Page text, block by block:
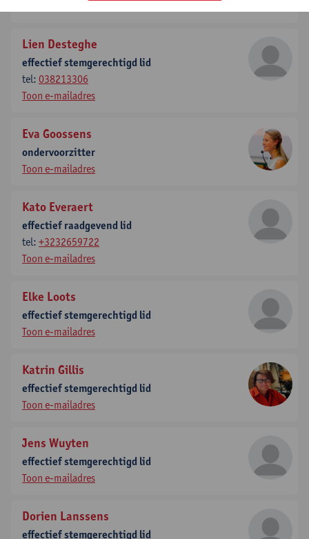
Lien Desteghe
effectief stemgerechtigd lid
tel: 038213306
Toon e-mailadres
Eva Goossens
ondervoorzitter
Toon e-mailadres
Kato Everaert
effectief raadgevend lid
tel: +3232659722
Toon e-mailadres
Elke Loots
effectief stemgerechtigd lid
Toon e-mailadres
Katrin Gillis
effectief stemgerechtigd lid
Toon e-mailadres
Jens Wuyten
effectief stemgerechtigd lid
Toon e-mailadres
Dorien Lanssens
effectief stemgerechtigd lid